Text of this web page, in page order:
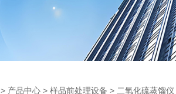
> 产品中心 > 样品前处理设备 > 二氧化硫蒸馏仪